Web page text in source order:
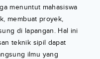
menuntut mahasiswa
membuat proyek,
di lapangan. Hal ini
teknik sipil dapat
ilmu yang